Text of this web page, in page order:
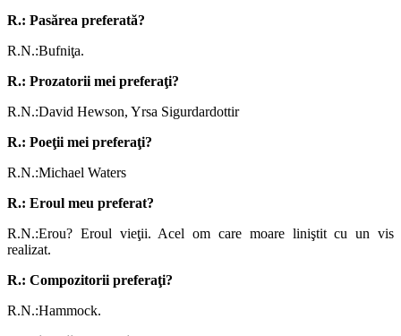
R.: Pasărea preferată?
R.N.:Bufniţa.
R.: Prozatorii mei preferaţi?
R.N.:David Hewson, Yrsa Sigurdardottir
R.: Poeţii mei preferaţi?
R.N.:Michael Waters
R.: Eroul meu preferat?
R.N.:Erou? Eroul vieţii. Acel om care moare liniştit cu un vis
realizat.
R.: Compozitorii preferaţi?
R.N.:Hammock.